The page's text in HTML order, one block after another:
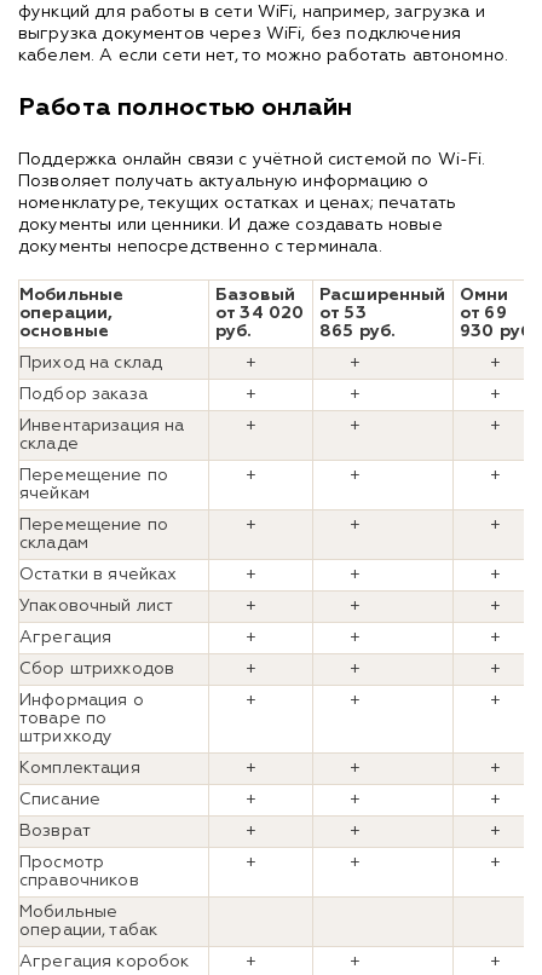
функций для работы в сети WiFi, например, загрузка и
выгрузка документов через WiFi, без подключения
кабелем. А если сети нет, то можно работать автономно.
Работа полностью онлайн
Поддержка онлайн связи с учётной системой по Wi-Fi.
Позволяет получать актуальную информацию о
номенклатуре, текущих остатках и ценах; печатать
документы или ценники. И даже создавать новые
документы непосредственно с терминала.
Мобильные
операции,
основные
Базовый
от 34 020
руб.
Расширенный
от 53
865 руб.
Омни
от 69
930 руб.
Приход на склад
+ +
+
Подбор заказа
+ +
+
Инвентаризация на
складе
+ + +
Перемещение по
ячейкам
+ + +
Перемещение по
складам
+ + +
Остатки в ячейках + +
+
Упаковочный лист
+ +
+
Агрегация
+ +
+
Сбор штрихкодов
+ +
+
Информация о
товаре по
штрихкоду
+ + +
Комплектация + +
+
Списание
+ +
+
Возврат
+ +
+
Просмотр
справочников
+ + +
Мобильные
операции, табак
Агрегация коробок
+ + +